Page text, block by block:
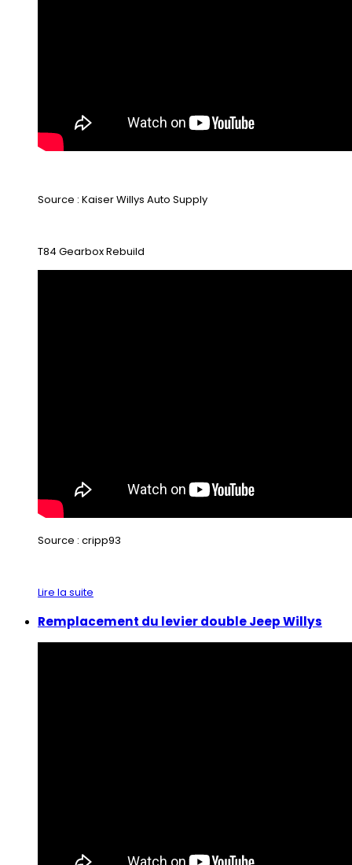
Source : Kaiser Willys Auto Supply
T84 Gearbox Rebuild
Source : cripp93
Lire la suite
Remplacement du levier double Jeep Willys